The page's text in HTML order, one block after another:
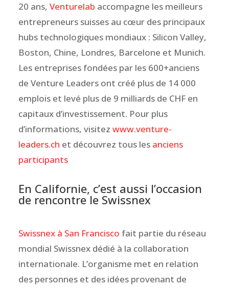
20 ans, Venturelab accompagne les meilleurs
entrepreneurs suisses au cœur des principaux
hubs technologiques mondiaux : Silicon Valley,
Boston, Chine, Londres, Barcelone et Munich.
Les entreprises fondées par les 600+anciens
de Venture Leaders ont créé plus de 14 000
emplois et levé plus de 9 milliards de CHF en
capitaux d’investissement. Pour plus
d’informations, visitez www.venture-
leaders.ch et découvrez tous les anciens
participants
En Californie, c’est aussi l’occasion
de rencontre le Swissnex
Swissnex à San Francisco fait partie du réseau
mondial Swissnex dédié à la collaboration
internationale. L’organisme met en relation
des personnes et des idées provenant de